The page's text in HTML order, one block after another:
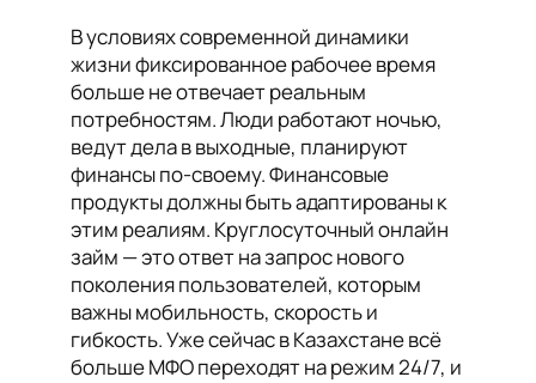
В условиях современной динамики
жизни фиксированное рабочее время
больше не отвечает реальным
потребностям. Люди работают ночью,
ведут дела в выходные, планируют
финансы по-своему. Финансовые
продукты должны быть адаптированы к
этим реалиям. Круглосуточный онлайн
займ — это ответ на запрос нового
поколения пользователей, которым
важны мобильность, скорость и
гибкость. Уже сейчас в Казахстане всё
больше МФО переходят на режим 24/7, и